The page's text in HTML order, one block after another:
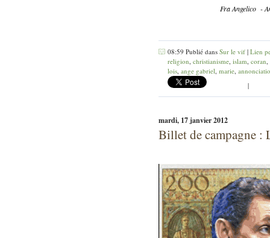
Fra Angelico -
08:59 Publié dans Sur le vif | Lien
religion christianisme islam coran
lois ange gabriel marie
|
mardi, 17 janvier 2012
Billet de campagne :